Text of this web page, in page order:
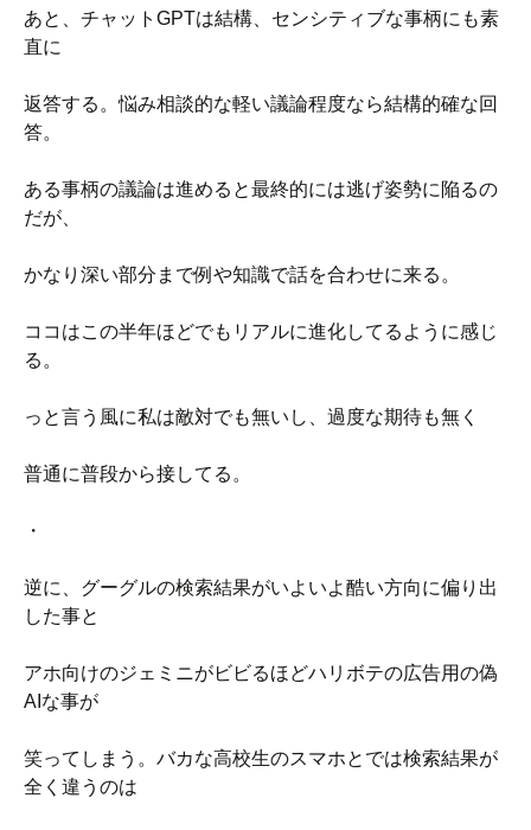
あと、チャットGPTは結構、センシティブな事柄にも素
直に
返答する。悩み相談的な軽い議論程度なら結構的確な回
答。
ある事柄の議論は進めると最終的には逃げ姿勢に陥るの
だが、
かなり深い部分まで例や知識で話を合わせに来る。
ココはこの半年ほどでもリアルに進化してるように感じ
る。
っと言う風に私は敵対でも無いし、過度な期待も無く
普通に普段から接してる。
・
逆に、グーグルの検索結果がいよいよ酷い方向に偏り出
した事と
アホ向けのジェミニがビビるほどハリボテの広告用の偽
AIな事が
笑ってしまう。バカな高校生のスマホとでは検索結果が
全く違うのは